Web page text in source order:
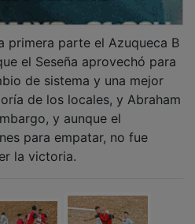
el Seseña aprovechó para
de sistema y una mejor
de los locales, y Abraham
y aunque el
para empatar, no fue
la victoria.